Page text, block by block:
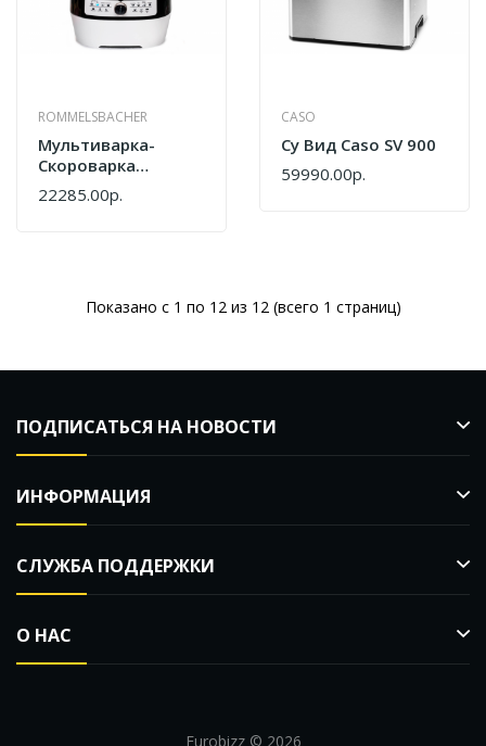
ROMMELSBACHER
Мультиварка-
Скороварка
Rommelsbacher MD
1000
22285.00р.
CASO
Су Вид Caso SV 900
59990.00р.
Показано с 1 по 12 из 12 (всего 1 страниц)
ПОДПИСАТЬСЯ НА НОВОСТИ
ИНФОРМАЦИЯ
СЛУЖБА ПОДДЕРЖКИ
О НАС
Eurobizz © 2026